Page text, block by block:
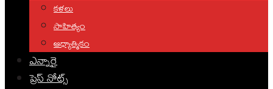
కళలు
సాహిత్యం
ఆధ్యాత్మికం
ఎన్నారై
ప్రెస్ నోట్స్